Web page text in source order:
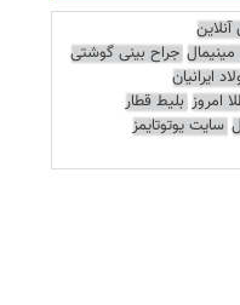
آنلاین
جراح بینی گوشتی
ایرانیان
امروز بلیط قطار
سایت یوتوتایمز